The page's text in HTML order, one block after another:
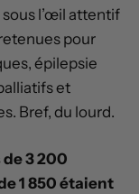
sous l’œil attentif
pour
épilepsie
et
Bref, du lourd.
de 3 200
1 850 étaient